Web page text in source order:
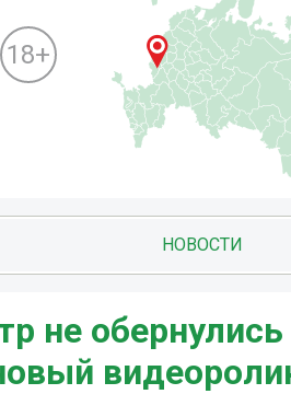
18+
НОВОСТИ
не